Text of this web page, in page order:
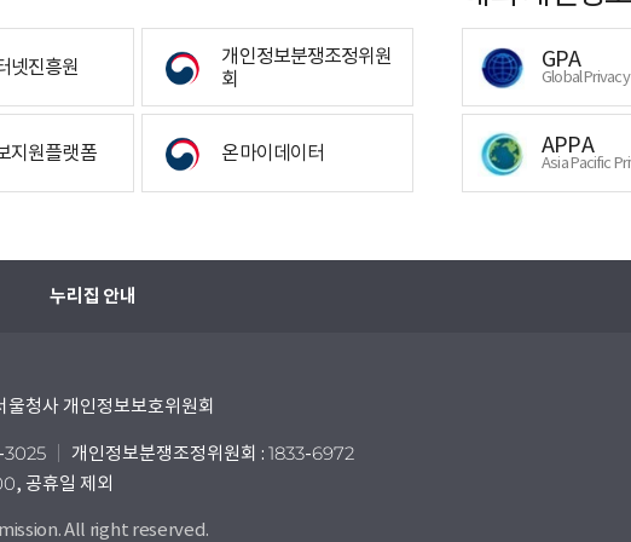
넷진흥원
개인정보분쟁조정위원
회
지원플랫폼 온마이데이터
GPA
Global
APPA
Asia Pacific
누리집 안내
청사 개인정보보호위원회
3025
개인정보분쟁조정위원회 : 1833-6972
공휴일 제외
All right reserved.